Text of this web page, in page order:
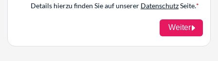
Details hierzu finden Sie auf unserer DatenschutzSeite.
Weiter